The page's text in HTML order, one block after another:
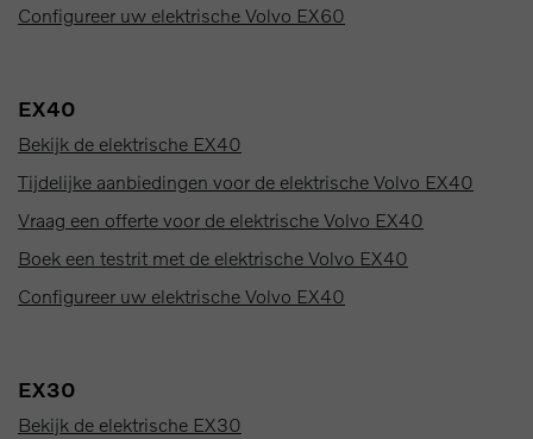
Configureer uw elektrische Volvo EX60
EX40
Bekijk de elektrische EX40
Tijdelijke aanbiedingen voor de elektrische Volvo EX40
Vraag een offerte voor de elektrische Volvo EX40
Boek een testrit met de elektrische Volvo EX40
Configureer uw elektrische Volvo EX40
EX30
Bekijk de elektrische EX30